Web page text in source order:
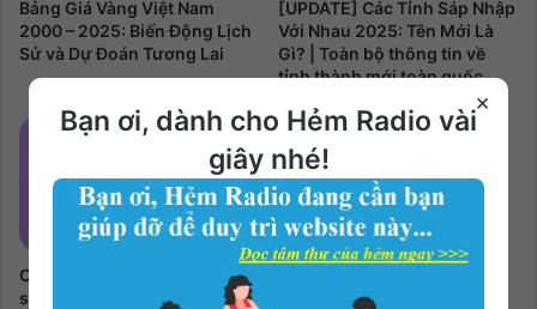
Bảng Giá Vàng Việt Nam
2000 – 2025: Biến Động Lịch
Sử và Dự Đoán Tương Lai
[UPDATE] Các Tỉnh Sáp Nhập
Với Nhau 2025: Tên Mới Là
Gì? | Toàn bộ thông tin về
tỉnh thành mới toàn quốc.
Cách đăng ký làm thực tập
sinh YG Online
cảm giúp hạn chế xuất tinh
×
Bạn ơi, dành cho Hẻm Radio vài
giây nhé!